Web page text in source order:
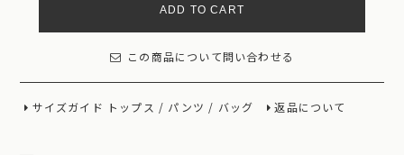
ADD TO CART
この商品について問い合わせる
サイズガイド トップス / パンツ / バッグ 返品について